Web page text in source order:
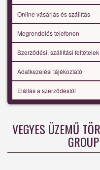
Online vásárlás és szállítás
Megrendelés telefonon
Szerződési, szállítási feltételek
Adatkezelési tájékoztató
Elállás a szerződéstől
VEGYES ÜZEMŰ